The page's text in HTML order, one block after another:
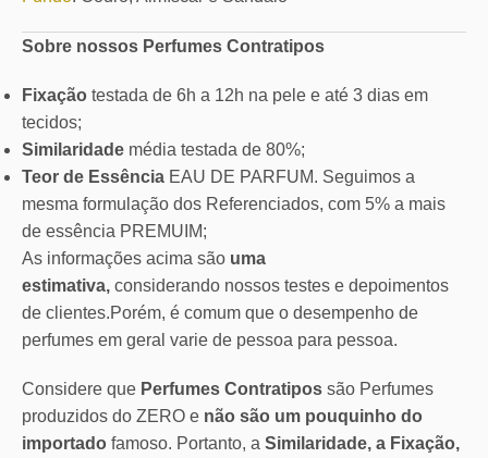
Sobre nossos Perfumes Contratipos
Fixação testada de 6h a 12h na pele e até 3 dias em
tecidos;
Similaridade média testada de 80%;
Teor de Essência EAU DE PARFUM. Seguimos a
mesma formulação dos Referenciados, com 5% a mais
de essência PREMUIM;
As informações acima são uma
estimativa, considerando nossos testes e depoimentos
de clientes.Porém, é comum que o desempenho de
perfumes em geral varie de pessoa para pessoa.
Considere que Perfumes Contratipos são Perfumes
produzidos do ZERO e não são um pouquinho do
importado famoso. Portanto, a Similaridade, a Fixação,